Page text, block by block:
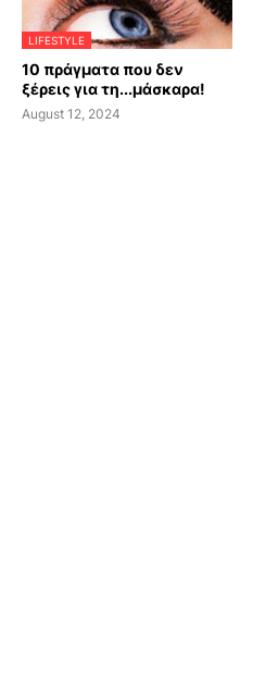
LIFESTYLE
10 πράγματα που δεν
ξέρεις για τη...μάσκαρα!
August 12, 2024